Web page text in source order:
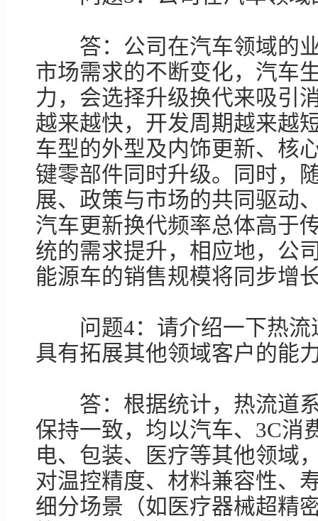
答：公司在汽车领域的业
市场需求的不断变化，汽车
力，会选择升级换代来吸引
越来越快，开发周期越来越
车型的外型及内饰更新、核
键零部件同时升级。同时，
展、政策与市场的共同驱动
汽车更新换代频率总体高于
统的需求提升，相应地，公
能源车的销售规模将同步增
问题4：请介绍一下热流
具有拓展其他领域客户的能
答：根据统计，热流道系
保持一致，均以汽车、3C消
电、包装、医疗等其他领域
对温控精度、材料兼容性、
细分场景（如医疗器械超精